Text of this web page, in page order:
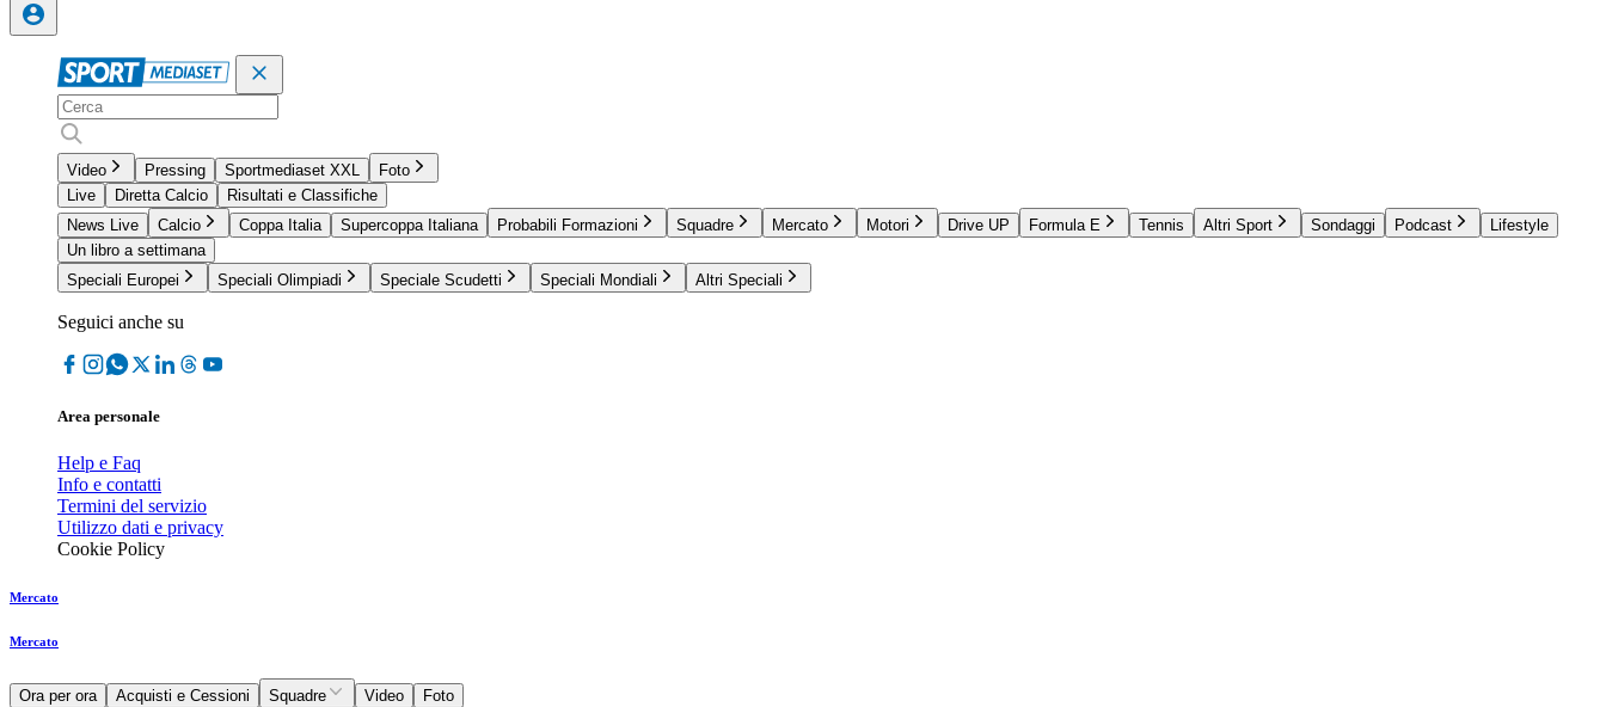
Video Pressing Sportmediaset XXL
Foto
Live
Diretta Calcio
Risultati e Classifiche
News Live
Calcio Coppa Italia Supercoppa Italiana Probabili Formazioni Squadre Mercato Motori Drive UP Formula E Tennis Altri Sport Sondaggi Podcast
Lifestyle
Un libro a settimana
Speciali Europei
Speciali Olimpiadi Speciale Scudetti Speciali Mondiali Altri Speciali
Seguici anche su
Area personale
Help e Faq
Info e contatti
Termini del servizio
Utilizzo dati e privacy
Cookie Policy
Mercato
Mercato
Ora per ora Acquisti e Cessioni Squadre Video Foto